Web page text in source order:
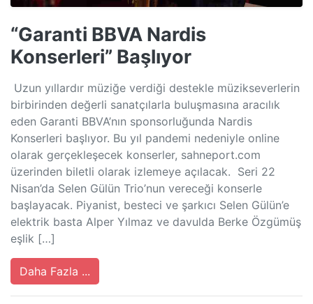
“Garanti BBVA Nardis
Konserleri” Başlıyor
Uzun yıllardır müziğe verdiği destekle müzikseverlerin
birbirinden değerli sanatçılarla buluşmasına aracılık
eden Garanti BBVA’nın sponsorluğunda Nardis
Konserleri başlıyor. Bu yıl pandemi nedeniyle online
olarak gerçekleşecek konserler, sahneport.com
üzerinden biletli olarak izlemeye açılacak. Seri 22
Nisan’da Selen Gülün Trio’nun vereceği konserle
başlayacak. Piyanist, besteci ve şarkıcı Selen Gülün’e
elektrik basta Alper Yılmaz ve davulda Berke Özgümüş
eşlik […]
Daha Fazla ...